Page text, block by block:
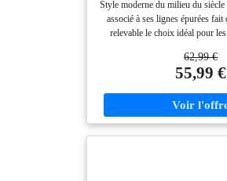
pour Salon, Bureau,
Blanc Neige et Blanc
Style moderne du milieu du
associé à ses lignes épurées fait
relevable le choix idéal pour
à tous les intérieurs Élévation
Grâce à son plateau relevable
fluide et stable. Transformez
bureau ou en table à manger,
plateau offre un espace de
télécommandes, carnets ou
ouvert en bas offre un espace
62,99 €
55,99 €